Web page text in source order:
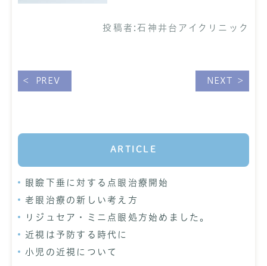
投稿者: 石神井台アイクリニック
PREV NEXT
ARTICLE
眼瞼下垂に対する点眼治療開始
老眼治療の新しい考え方
リジュセア・ミニ点眼処方始めました。
近視は予防する時代に
小児の近視について